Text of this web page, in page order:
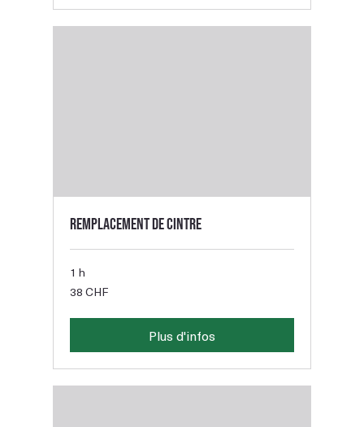
Remplacement de cintre
1 h
38
francs
38 CHF
Plus d'infos